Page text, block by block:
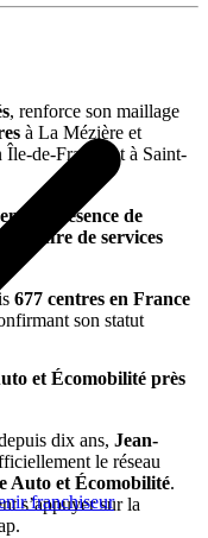
franchiseur
, renforce son maillage
à La Mézière et
de-France et à Saint-
la présence de
offre de services
677 centres en France
son statut
et Écomobilité près
dix ans, Jean-
le réseau
Auto et Écomobilité.
s’appuyer sur la